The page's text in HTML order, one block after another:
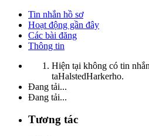
Tin nhắn hồ sơ
Hoạt động gần đây
Các bài đăng
Thông tin
Hiện tại không có tin
taHalstedHarkerho.
Đang tải...
Đang tải...
Tương tác